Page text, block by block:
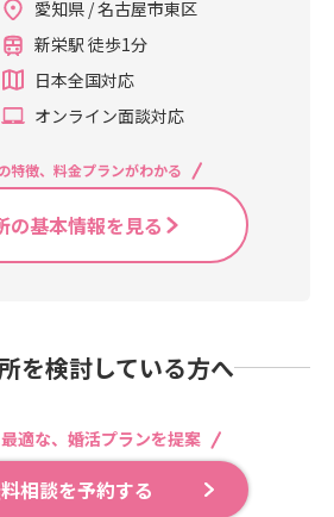
愛知県 / 名古屋市東区
新栄駅 徒歩1分
日本全国対応
オンライン面談対応
特徴、料金プランがわかる
の基本情報を見る
を検討している方へ
適な、婚活プランを提案
相談を予約する